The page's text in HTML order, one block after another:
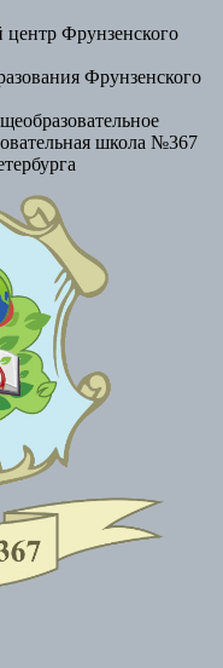
Фрунзенского
Фрунзенского
школа №367